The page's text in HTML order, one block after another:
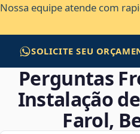
Nossa equipe atende com
SOLICITE SEU
Perguntas
Instalação
Farol,